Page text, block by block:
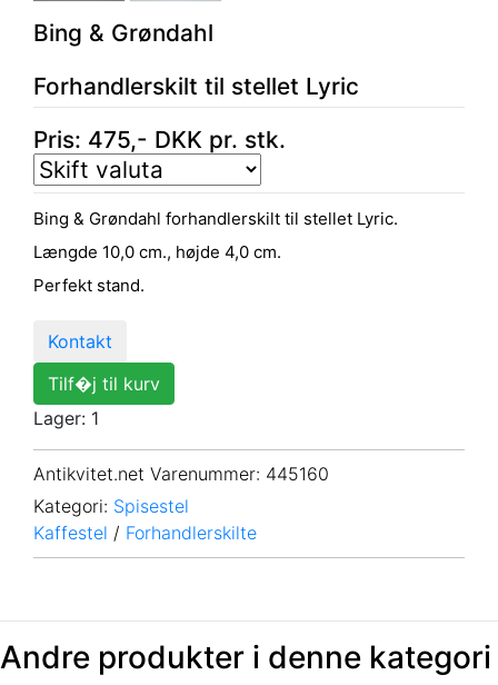
Bing & Grøndahl
Forhandlerskilt til stellet Lyric
Pris: 475,- DKK pr. stk.
Bing & Grøndahl forhandlerskilt til stellet Lyric.
Længde 10,0 cm., højde 4,0 cm.
Perfekt stand.
Kontakt
Tilf�j til kurv
Lager: 1
Antikvitet.net Varenummer: 445160
Kategori: Spisestel
Kaffestel / Forhandlerskilte
Andre produkter i denne kategori